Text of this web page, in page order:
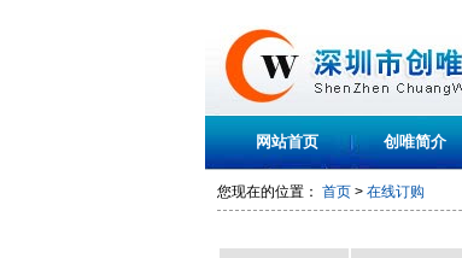
网站首页 创唯简介
您现在的位置： 首页 > 在线订购